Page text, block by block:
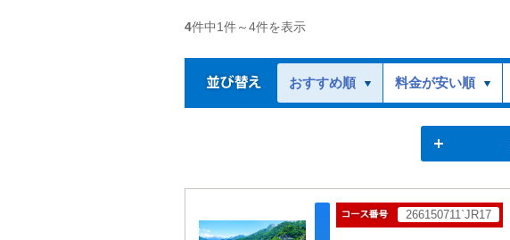
4件中1件～4件を表示
おすすめ順 料金が安い順
266150711`JR17